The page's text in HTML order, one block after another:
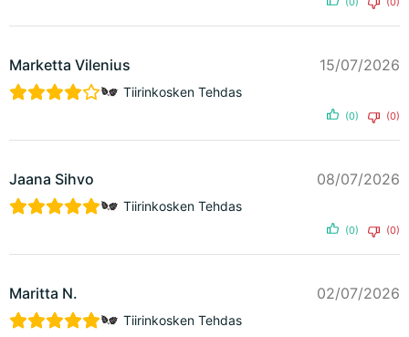
Marketta Vilenius 15/07/2026
Tiirinkosken Tehdas
(0) (0)
Jaana Sihvo 08/07/2026
Tiirinkosken Tehdas
(0) (0)
Maritta N. 02/07/2026
Tiirinkosken Tehdas